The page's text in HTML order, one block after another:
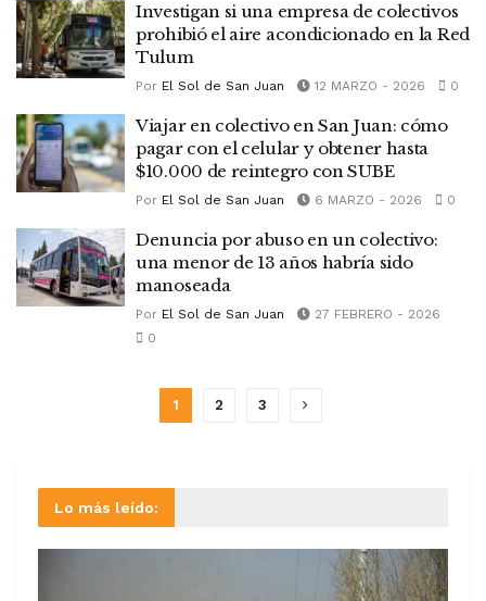
Investigan si una empresa de colectivos
prohibió el aire acondicionado en la Red
Tulum
Por El Sol de San Juan 12 MARZO - 2026 0
Viajar en colectivo en San Juan: cómo
pagar con el celular y obtener hasta
$10.000 de reintegro con SUBE
Por El Sol de San Juan 6 MARZO - 2026 0
Denuncia por abuso en un colectivo:
una menor de 13 años habría sido
manoseada
Por El Sol de San Juan
27 FEBRERO - 2026
0
1 2 3
Lo más leído: